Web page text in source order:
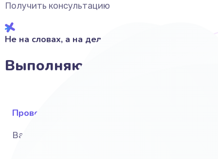
Получить консультацию
Не на словах, а на деле!
Выполняю своими руками:
Провожу исследование
Вашего бизнеса, рынка и конкурентов